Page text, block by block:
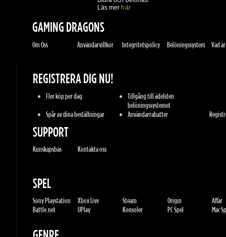
REGISTRERA DIG NU!
Fler köp per dag
Tillgång till ädelsten
SUPPORT
Kontakta oss
SPEL
Sony Playstation Xbox Live
GENRE
Action Sport Racing Äventyr
Strategi RPG Skräck Blandat